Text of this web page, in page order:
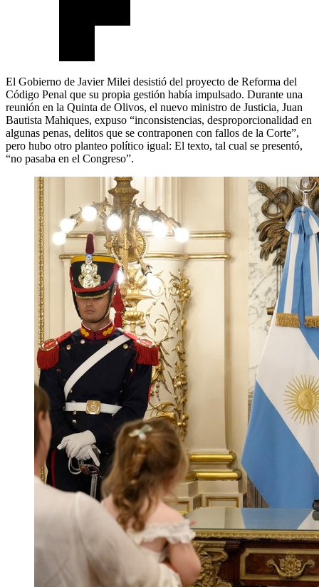
El Gobierno de Javier Milei desistió del proyecto de Reforma del
Código Penal que su propia gestión había impulsado. Durante una
reunión en la Quinta de Olivos, el nuevo ministro de Justicia, Juan
Bautista Mahiques, expuso “inconsistencias, desproporcionalidad en
algunas penas, delitos que se contraponen con fallos de la Corte”,
pero hubo otro planteo político igual: El texto, tal cual se presentó,
“no pasaba en el Congreso”.